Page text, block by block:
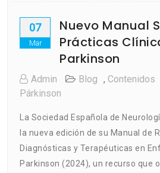
07
Mar
Nuevo Manual
Prácticas
Parkinson
Admin Blog , Contenidos
Párkinson
La Sociedad Española de
la nueva edición de su Manual de
Diagnósticas y Terapéuticas en
Parkinson (2024), un recurso que